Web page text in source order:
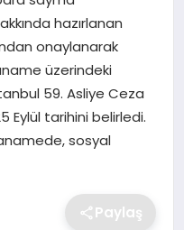
hazırlanan
onaylanarak
üzerindeki
59. Asliye Ceza
Eylül tarihini belirledi.
sosyal
Paylaş